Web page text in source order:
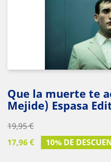
Que la muerte te
Mejide) Espasa
19,95 €
17,96 €
10% DE